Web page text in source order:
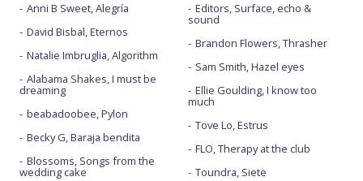
Anni B Sweet, Alegría
David Bisbal, Eternos
Natalie Imbruglia, Algorithm
Alabama Shakes, I must be
dreaming
beabadoobee, Pylon
Becky G, Baraja bendita
Blossoms, Songs from the
wedding cake
Editors, Surface, echo &
sound
Brandon Flowers, Thrasher
Sam Smith, Hazel eyes
Ellie Goulding, I know too
much
Tove Lo, Estrus
FLO, Therapy at the club
Toundra, Siete